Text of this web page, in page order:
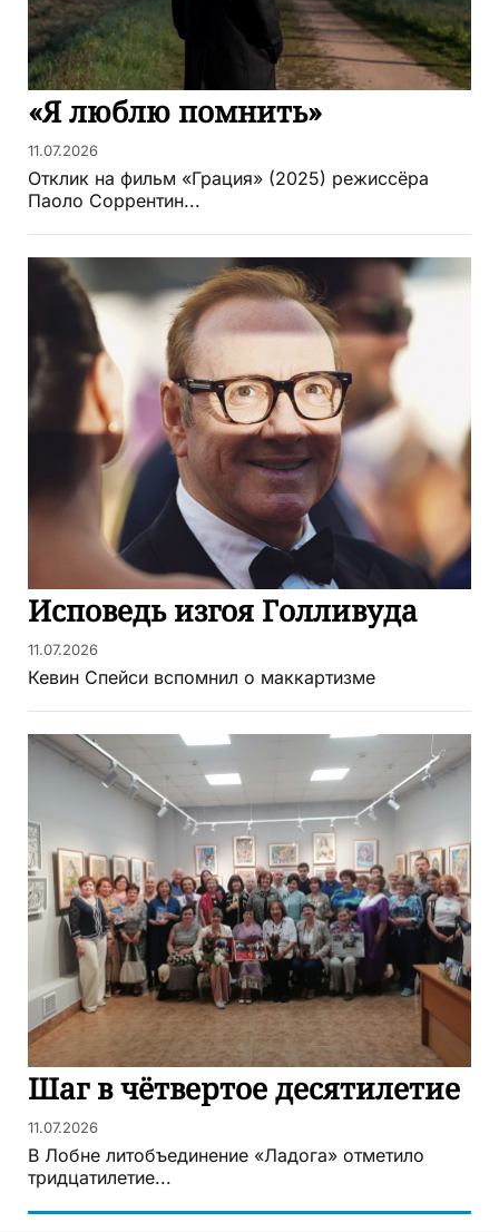
«Я люблю помнить»
11.07.2026
Отклик на фильм «Грация» (2025) режиссёра
Паоло Соррентин...
Исповедь изгоя Голливуда
11.07.2026
Кевин Спейси вспомнил о маккартизме
Шаг в чётвертое десятилетие
11.07.2026
В Лобне литобъединение «Ладога» отметило
тридцатилетие...